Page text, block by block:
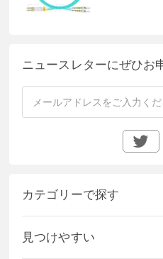
ニュースレターにぜひお
カテゴリーで探す
見つけやすい